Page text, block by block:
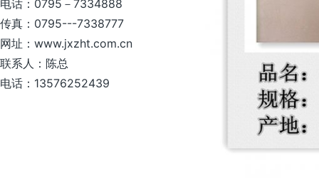
电话：0795－7334888
传真：0795---7338777
网址：www.jxzht.com.cn
联系人：陈总
电话：13576252439